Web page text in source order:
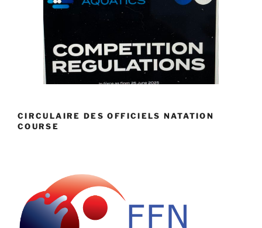
CIRCULAIRE DES OFFICIELS NATATION
COURSE